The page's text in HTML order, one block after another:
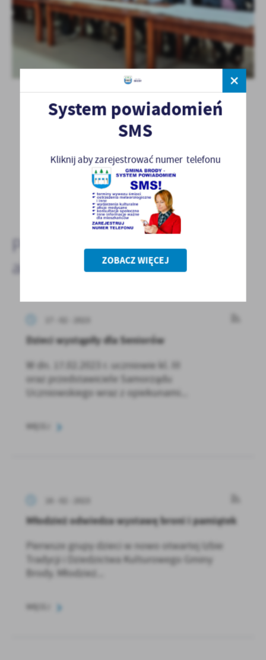
POWRÓT
POPRZEDNI NASTĘPNY
Pozostałe
aktualności
Dzieci wystąpiły dla Seniorów
W dn. 17.02.2023 r. uczniowie kl. III
oraz przedstawiciele Samorządu
Uczniowskiego wraz z opiekunami...
16 - 02 - 2023
Młodzież odwiedza wystawę broni i pamiątek
Pierwsze grupy dzieci w nowo otwartej Izbie
Tradycji i Dziedzictwa Kulturowego Gminy
Brody. Młodzież...
System powiadomień
SMS
Kliknij aby zarejestrować numer telefonu
ZOBACZ WIĘCEJ